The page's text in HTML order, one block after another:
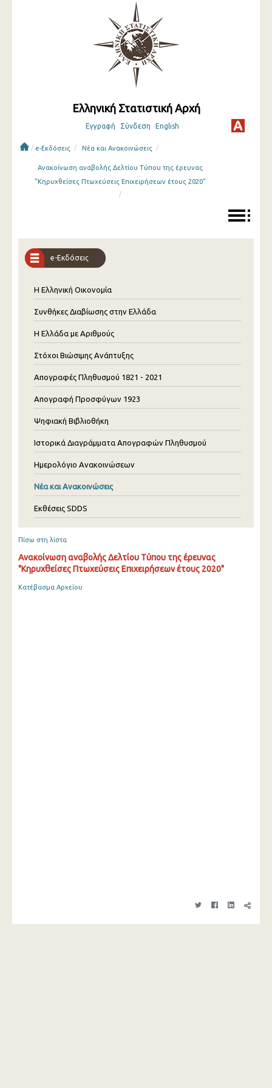
Ελληνική Στατιστική Αρχή
Εγγραφή Σύνδεση English
/ e-Εκδόσεις / Νέα και Ανακοινώσεις /
Ανακοίνωση αναβολής Δελτίου Τύπου της έρευνας
"Κηρυχθείσες Πτωχεύσεις Επιχειρήσεων έτους 2020"
/
e-Εκδόσεις
Η Ελληνική Οικονομία
Συνθήκες Διαβίωσης στην Ελλάδα
Η Ελλάδα με Αριθμούς
Στόχοι Βιώσιμης Ανάπτυξης
Απογραφές Πληθυσμού 1821 - 2021
Απογραφή Προσφύγων 1923
Ψηφιακή Βιβλιοθήκη
Ιστορικά Διαγράμματα Απογραφών Πληθυσμού
Ημερολόγιο Ανακοινώσεων
Νέα και Ανακοινώσεις
Εκθέσεις SDDS
Πίσω στη λίστα
Ανακοίνωση αναβολής Δελτίου Τύπου της έρευνας
"Κηρυχθείσες Πτωχεύσεις Επιχειρήσεων έτους 2020"
Κατέβασμα Αρχείου